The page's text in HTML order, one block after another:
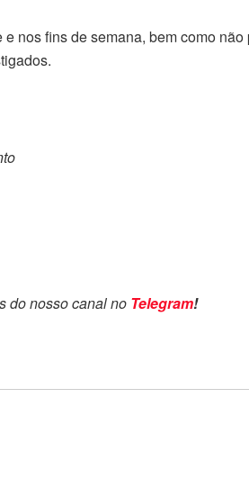
nos fins de semana, bem como
do nosso canal no Telegram!